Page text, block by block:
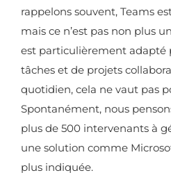
rappelons souvent, Teams
mais ce n’est pas non plus
est particulièrement adapté
tâches et de projets
quotidien, cela ne vaut pas
Spontanément, nous
plus de 500 intervenants à
une solution comme
plus indiquée.